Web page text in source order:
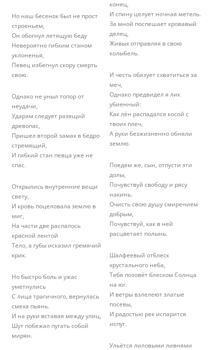
Но наш бесенок был не прост
строеньем,
Он обогнул летящую беду
Невероятно гибким станом
уклоненья,
Певец избегнул скору смерть
свою.
Однако не уныл топор от
неудачи,
Ударам следует разящий
древопас,
Пришел второй замах в бедро
стремящий,
И гибкий стан певца уже не
спас.
Открылись внутренние вещи
свету,
И кровь поцеловала землю в
миг,
На части две распалось
красной лентой
Тело, а губы исказил гремячий
крик.
Но быстро боль и ужас
уметнулись
С лица трагичного, вернулась
смеха пьянь.
И на руки вставая между улиц,
Шут побежал пугать собой
мирян.
конец,
И спину целует ночная метель.
За мной поспешает кровавый
делец,
Живых отправляя в свою
колыбель.
И честь обязует схватиться за
меч,
Однако предвидел я лик
убиенный:
Как лён распадался косой с
твоих плеч,
А руки безжизненно обняли
землю.
Поедем же, сын, отпусти эти
долы,
Почувствуй свободу и рясу
накинь.
Очисть свою душу смирением
добрым,
Почувствуй, как в ней
расцветает полынь.
Шалфеевый отблеск
хрустального неба,
Тебя позовёт блеском Солнца
на юг.
И ветры взлелеют златые
посевы,
И радостью рек испарится
испуг.
Ульётся лиловыми ливнями